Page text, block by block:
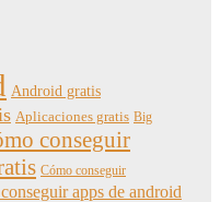
Android gratis
Aplicaciones gratis Big
conseguir
Cómo conseguir
apps de android